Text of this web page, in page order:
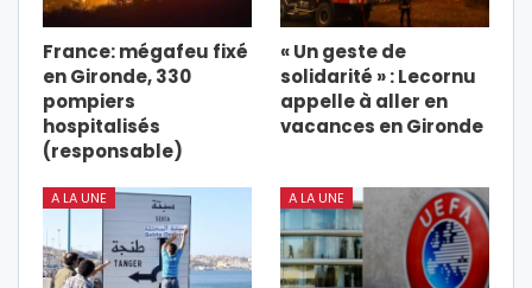
France: mégafeu fixé
en Gironde, 330
pompiers
hospitalisés
(responsable)
« Un geste de
solidarité » : Lecornu
appelle à aller en
vacances en Gironde
A LA UNE A LA UNE